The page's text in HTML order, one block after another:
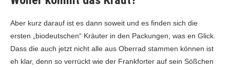
Aber kurz darauf ist es dann soweit und es finden sich die
ersten „biodeutschen“ Kräuter in den Packungen, was en Glick.
Dass die auch jetzt nicht alle aus Oberrad stammen können ist
eh klar, denn so verrückt wie der Frankforter auf sein Sößchen